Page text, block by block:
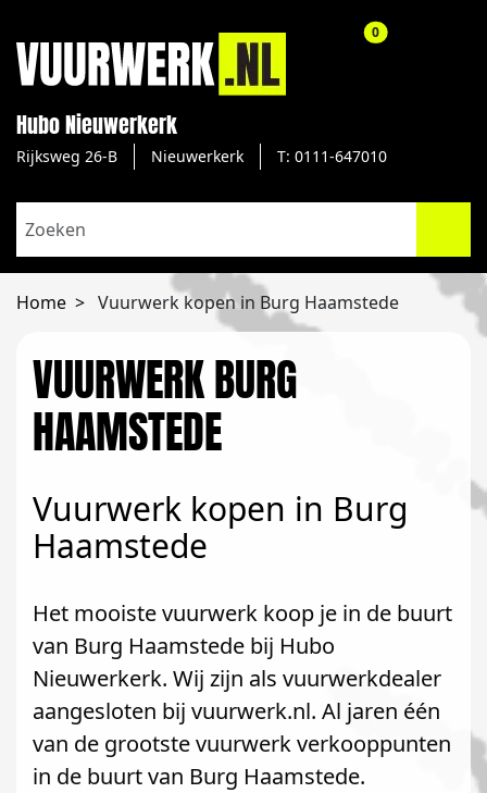
Hubo Nieuwerkerk
Rijksweg 26-B Nieuwerkerk T: 0111-647010
0aantal
Home Vuurwerk kopen in Burg Haamstede
VUURWERK BURG
HAAMSTEDE
Vuurwerk kopen in Burg
Haamstede
Het mooiste vuurwerk koop je in de buurt
van Burg Haamstede bij Hubo
Nieuwerkerk. Wij zijn als vuurwerkdealer
aangesloten bij vuurwerk.nl. Al jaren één
van de grootste vuurwerk verkooppunten
in de buurt van Burg Haamstede.